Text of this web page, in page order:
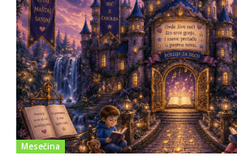
Mesečina